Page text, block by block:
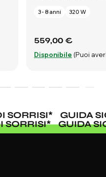
3 - 8 anni 320 W
559,00 €
Disponibile (Puoi
SORRISI*
GUIDA
SORRISI* GUIDA